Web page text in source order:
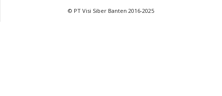
© PT Visi Siber Banten 2016-2025